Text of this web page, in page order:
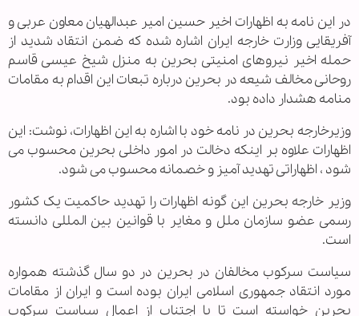
در این نامه به اظهارات اخیر حسین امیر عبدالهیان معاون عربی و
آفریقایی وزارت خارجه ایران اشاره شده که ضمن انتقاد شدید از
حمله اخیر نیروهای امنیتی بحرین به منزل شیخ عیسی قاسم
روحانی مخالف شیعه در بحرین درباره تبعات این اقدام به مقامات
منامه هشدار داده بود.
وزیرخارجه بحرین در نامه خود با اشاره به این اظهارات، نوشت: این
اظهارات علاوه بر اینکه دخالت در امور داخلی بحرین محسوب می
شود ، اظهاراتی تهدید آمیز و خصمانه محسوب می شود.
وزیر خارجه بحرین این گونه اظهارات را تهدید حاکمیت یک کشور
رسمی عضو سازمان ملل و مغایر با قوانین بین المللی دانسته
است.
سیاست سرکوب مخالفان در بحرین در دو سال گذشته همواره
مورد انتقاد جمهوری اسلامی ایران بوده است و ایران از مقامات
بحرین خواسته است تا با اجتناب از اعمال سیاست سرکوب